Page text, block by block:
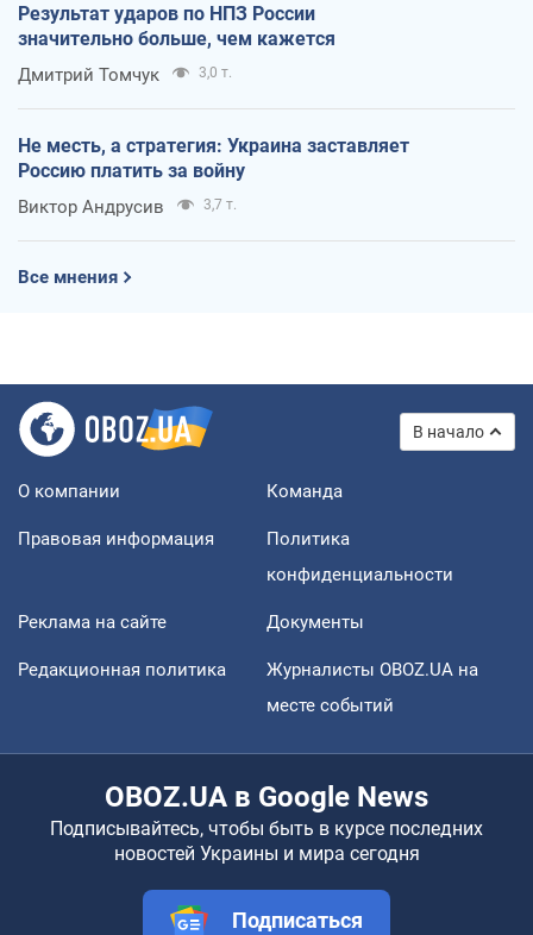
Результат ударов по НПЗ России
значительно больше, чем кажется
Дмитрий Томчук 3,0 т.
Не месть, а стратегия: Украина заставляет
Россию платить за войну
Виктор Андрусив 3,7 т.
Все мнения
В начало
О компании Команда
Правовая информация
Политика
конфиденциальности
Реклама на сайте Документы
Редакционная политика
Журналисты OBOZ.UA на
месте событий
OBOZ.UA в Google News
Подписывайтесь, чтобы быть в курсе последних
новостей Украины и мира сегодня
Подписаться